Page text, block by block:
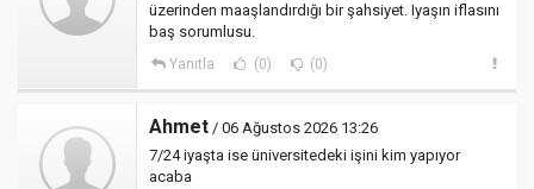
üzerinden maaşlandırdığı bir şahsiyet. Iyaşın iflasını
baş sorumlusu.
Yanıtla (0) (0)
Ahmet / 06 Ağustos 2026 13:26
7/24 iyaşta ise üniversitedeki işini kim yapıyor
acaba